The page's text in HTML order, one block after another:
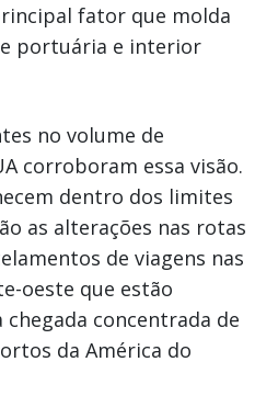
fator que molda
portuária e interior
no volume de
corroboram essa visão.
dentro dos limites
as alterações nas rotas
de viagens nas
oeste que estão
concentrada de
da América do